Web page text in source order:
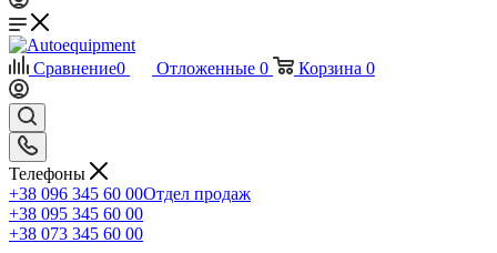
Сравнение0 Отложенные 0 Корзина 0
Телефоны
+38 096 345 60 00Отдел продаж
+38 095 345 60 00
+38 073 345 60 00